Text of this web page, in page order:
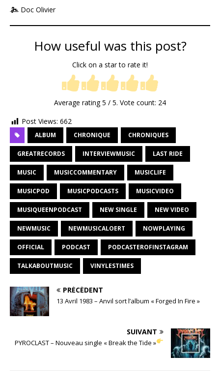
Doc Olivier
How useful was this post?
Click on a star to rate it!
Average rating5 / 5. Vote count: 24
Post Views: 662
ALBUM CHRONIQUE CHRONIQUES
GREATRECORDS INTERVIEWMUSIC LAST RIDE
MUSIC MUSICCOMMENTARY MUSICLIFE
MUSICPOD MUSICPODCASTS MUSICVIDEO
MUSIQUEENPODCAST NEW SINGLE NEW VIDEO
NEWMUSIC NEWMUSICALOERT NOWPLAYING
OFFICIAL PODCAST PODCASTEROFINSTAGRAM
TALKABOUTMUSIC VINYLESTIMES
PRÉCÉDENT
13 Avril 1983 – Anvil sort l’album « Forged In Fire »
SUIVANT
PYROCLAST – Nouveau single « Break the Tide »